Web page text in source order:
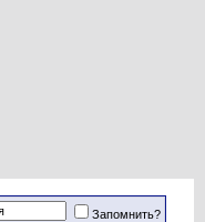
Запомнить?